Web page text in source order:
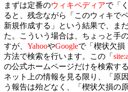
まずは定番のウィキペディアで「
ると、残念ながら「このウィキで
新規作成する」という結果で、ま
た。こういう場合は、ちょっと手
すが、 YahooやGoogleで「楔状欠
方法で検索を行います。この「
の公式ホームページだけを検索す
ネット上の情報を見る限り、「原
う報告は殆どなく、「楔状欠損の